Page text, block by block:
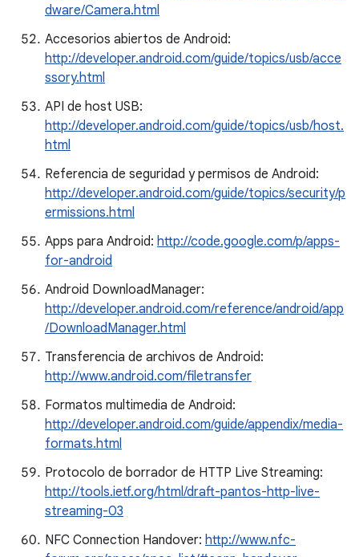
dware/Camera.html
Accesorios abiertos de Android:
http://developer.android.com/guide/topics/usb/acce
ssory.html
API de host USB:
http://developer.android.com/guide/topics/usb/host.
html
Referencia de seguridad y permisos de Android:
http://developer.android.com/guide/topics/security/p
ermissions.html
Apps para Android: http://code.google.com/p/apps-
for-android
Android DownloadManager:
http://developer.android.com/reference/android/app
/DownloadManager.html
Transferencia de archivos de Android:
http://www.android.com/filetransfer
Formatos multimedia de Android:
http://developer.android.com/guide/appendix/media-
formats.html
Protocolo de borrador de HTTP Live Streaming:
http://tools.ietf.org/html/draft-pantos-http-live-
streaming-03
NFC Connection Handover: http://www.nfc-